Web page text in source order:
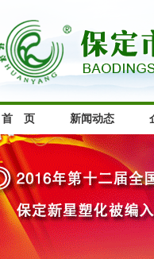
首 页 新闻动态